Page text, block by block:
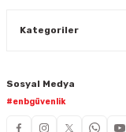
Kategoriler
Sosyal Medya
#enbgüvenlik